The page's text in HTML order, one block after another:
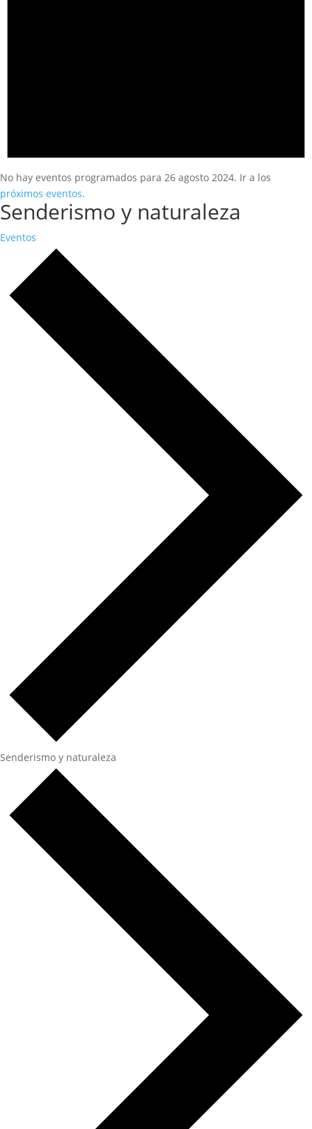
No hay eventos programados para 26 agosto 2024. Ir a los
próximos eventos.
Senderismo y naturaleza
Eventos
Senderismo y naturaleza